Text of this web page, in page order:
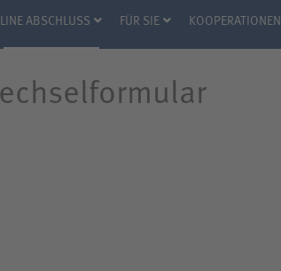
ABSCHLUSS FÜR SIE KOOPERATIONEN